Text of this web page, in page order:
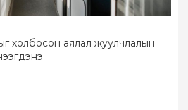
холбосон аялал жуулчлалын